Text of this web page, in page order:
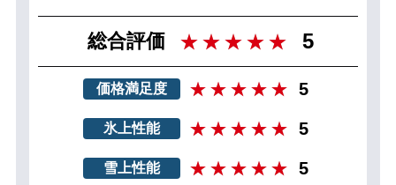
総合評価 5
価格満足度 5
氷上性能 5
雪上性能 5